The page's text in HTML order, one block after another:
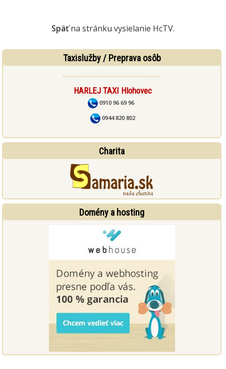
Späťna stránku vysielanie HcTV.
Taxislužby / Preprava osôb
HARLEJ TAXI Hlohovec
0910 96 69 96
0944 820 802
Charita
Domény a hosting